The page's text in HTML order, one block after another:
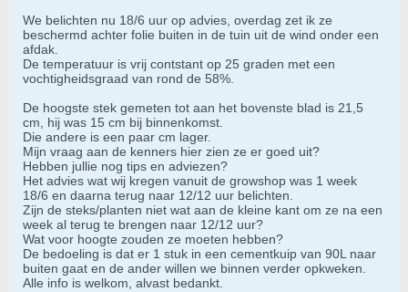
We belichten nu 18/6 uur op advies, overdag zet ik ze
beschermd achter folie buiten in de tuin uit de wind onder een
afdak.
De temperatuur is vrij contstant op 25 graden met een
vochtigheidsgraad van rond de 58%.
De hoogste stek gemeten tot aan het bovenste blad is 21,5
cm, hij was 15 cm bij binnenkomst.
Die andere is een paar cm lager.
Mijn vraag aan de kenners hier zien ze er goed uit?
Hebben jullie nog tips en adviezen?
Het advies wat wij kregen vanuit de growshop was 1 week
18/6 en daarna terug naar 12/12 uur belichten.
Zijn de steks/planten niet wat aan de kleine kant om ze na een
week al terug te brengen naar 12/12 uur?
Wat voor hoogte zouden ze moeten hebben?
De bedoeling is dat er 1 stuk in een cementkuip van 90L naar
buiten gaat en de ander willen we binnen verder opkweken.
Alle info is welkom, alvast bedankt.